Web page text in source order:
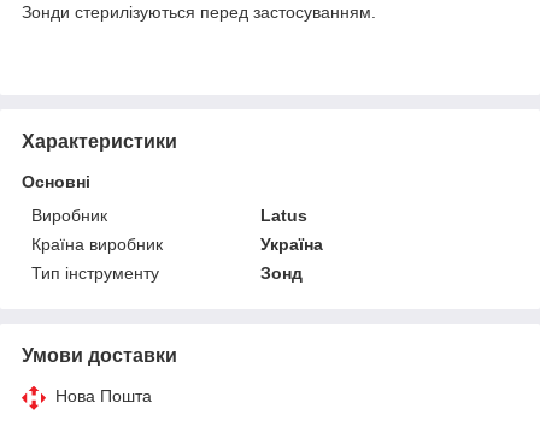
Зонди стерилізуються перед застосуванням.
Характеристики
Основні
Виробник
Latus
Країна виробник
Україна
Тип інструменту
Зонд
Умови доставки
Нова Пошта